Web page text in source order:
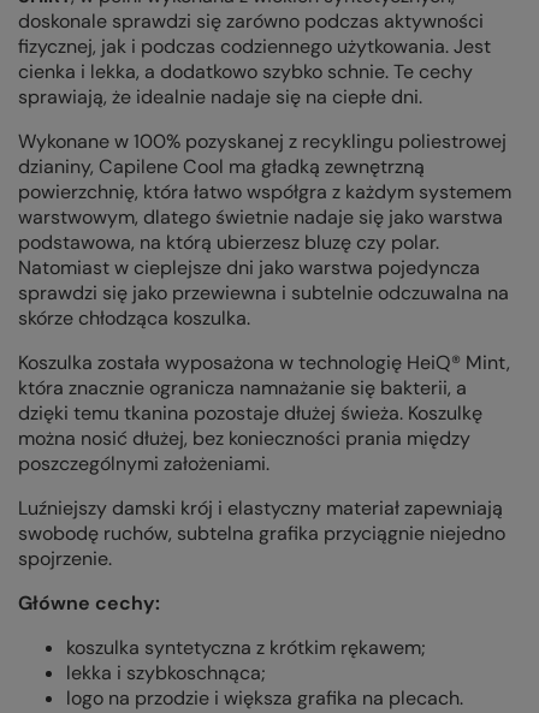
doskonale sprawdzi się zarówno podczas aktywności
fizycznej, jak i podczas codziennego użytkowania. Jest
cienka i lekka, a dodatkowo szybko schnie. Te cechy
sprawiają, że idealnie nadaje się na ciepłe dni.
Wykonane w 100% pozyskanej z recyklingu poliestrowej
dzianiny, Capilene Cool ma gładką zewnętrzną
powierzchnię, która łatwo współgra z każdym systemem
warstwowym, dlatego świetnie nadaje się jako warstwa
podstawowa, na którą ubierzesz bluzę czy polar.
Natomiast w cieplejsze dni jako warstwa pojedyncza
sprawdzi się jako przewiewna i subtelnie odczuwalna na
skórze chłodząca koszulka.
Koszulka została wyposażona w technologię HeiQ® Mint,
która znacznie ogranicza namnażanie się bakterii, a
dzięki temu tkanina pozostaje dłużej świeża. Koszulkę
można nosić dłużej, bez konieczności prania między
poszczególnymi założeniami.
Luźniejszy damski krój i elastyczny materiał zapewniają
swobodę ruchów, subtelna grafika przyciągnie niejedno
spojrzenie.
Główne cechy:
koszulka syntetyczna z krótkim rękawem;
lekka i szybkoschnąca;
logo na przodzie i większa grafika na plecach.